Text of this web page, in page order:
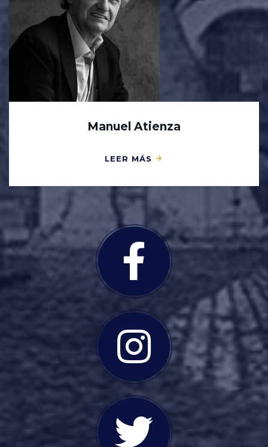
Manuel Atienza
LEER MÁS